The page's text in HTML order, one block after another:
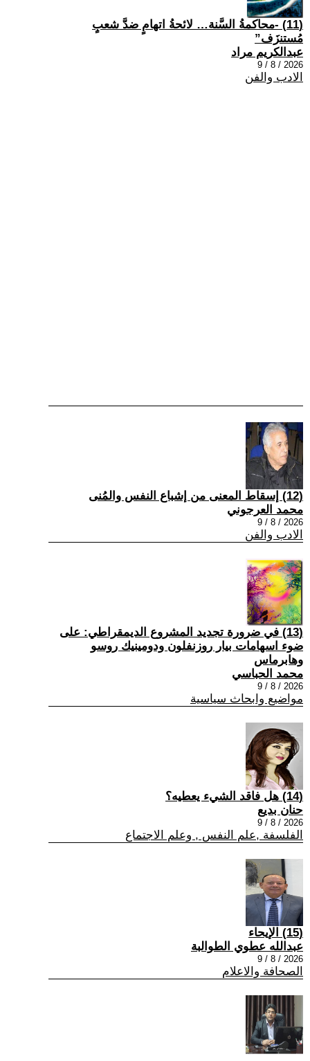
(11) -محاكمةُ السَّنة… لائحةُ اتهامٍ ضدَّ شعبٍ
مُستنزَف”
عبدالكريم مراد
2026 / 8 / 9
الادب والفن
(12) إسقاط المعنى من إشباع النفس والمُنى
محمد العرجوني
2026 / 8 / 9
الادب والفن
(13) في ضرورة تجديد المشروع الديمقراطي: على
ضوء اسهامات بيار روزنفلون ودومينيك روسو
وهابرماس
محمد الحباسي
2026 / 8 / 9
مواضيع وابحاث سياسية
(14) هل فاقد الشيء يعطيه؟
حنان بديع
2026 / 8 / 9
الفلسفة ,علم النفس , وعلم الاجتماع
(15) الإيحاء
عبدالله عطوي الطوالبة
2026 / 8 / 9
الصحافة والاعلام